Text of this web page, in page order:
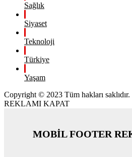
Sağlık
Siyaset
Teknoloji
Türkiye
Yaşam
Copyright © 2023 Tüm hakları saklıdır.
REKLAMI KAPAT
MOBİL FOOTER